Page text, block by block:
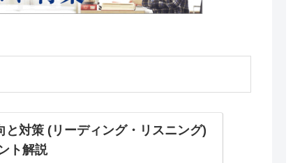
と対策 (リーディング・リスニング)
ト解説